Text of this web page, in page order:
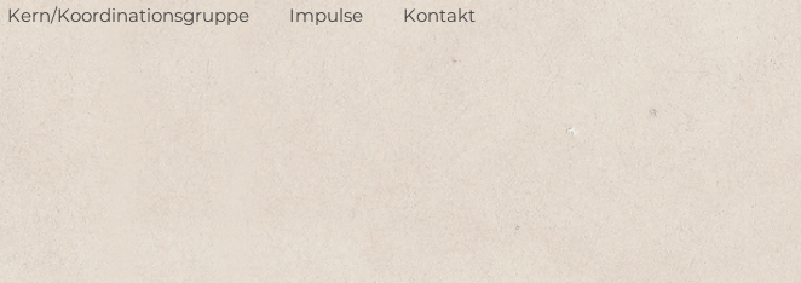
Kern/Koordinationsgruppe Impulse Kontakt